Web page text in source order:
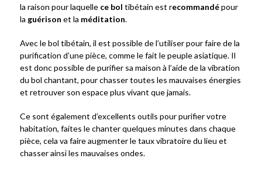
la raison pour laquelle ce bol tibétain est recommandépour
la guérison et la méditation.
Avec le bol tibétain, il est possible de l’utiliser pour faire de la
purification d’une pièce, comme le fait le peuple asiatique. Il
est donc possible de purifier sa maison à l’aide de la vibration
du bol chantant, pour chasser toutes les mauvaises énergies
et retrouver son espace plus vivant que jamais.
Ce sont également d’excellents outils pour purifier votre
habitation, faites le chanter quelques minutes dans chaque
pièce, cela va faire augmenter le taux vibratoire du lieu et
chasser ainsi les mauvaises ondes.